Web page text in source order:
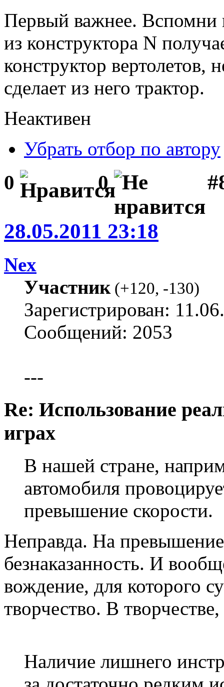
Первый важнее. Вспомни
из конструктора N
конструктор вертолетов,
сделает из него трактор.
Неактивен
Убрать отбор по автору
0 0
28.05.2011 23:18
Nex
Участник(+120, -130)
Зарегистрирован:
Сообщений: 2053
---
Re: Использование
играх
В нашей стране,
автомобиля
превышение скорости.
Неправда. На
безнаказанность. И
вождение, для которого
творчество. В
Наличие лишнего